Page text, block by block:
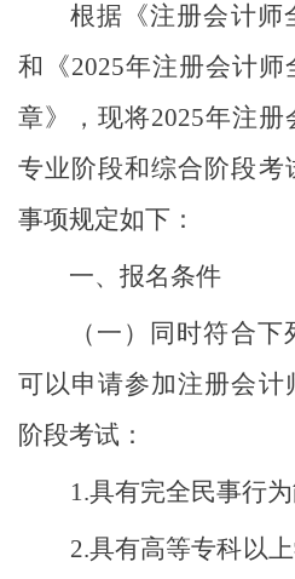
根据《注册会计师
和《2025年注册会计
章》，现将2025年注
专业阶段和综合阶段考
事项规定如下：
一、报名条件
（一）同时符合
可以申请参加注册会计
阶段考试：
1.具有完全民事行为
2.具有高等专科以